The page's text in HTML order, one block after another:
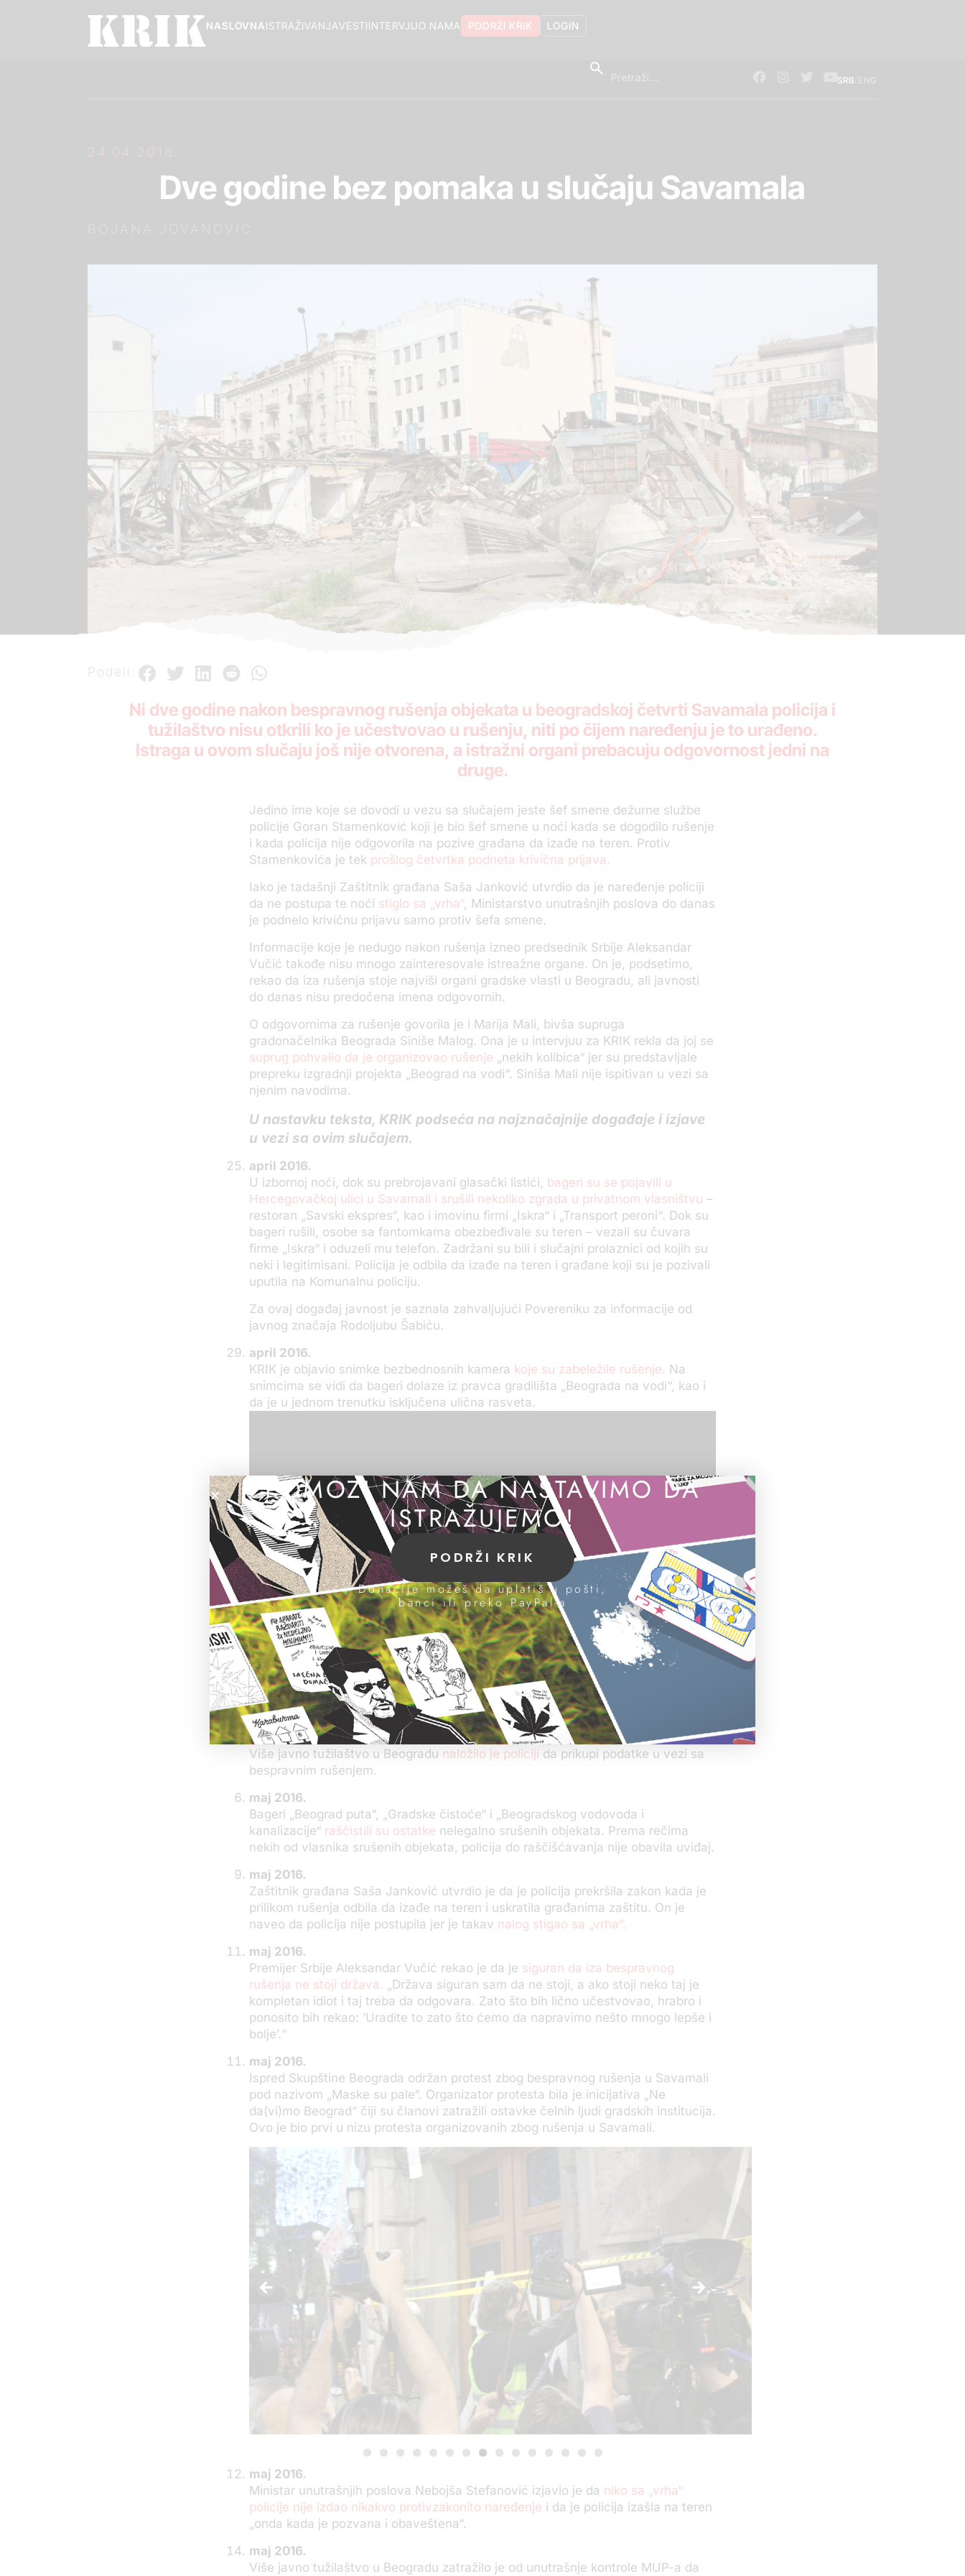
LOGIN
PODRŽI KRIK
O NAMA
INTERVJU
VESTI
ISTRAŽIVANJA
NASLOVNA
SRB
24.04.2018.
Dve godine bez pomaka u slučaju Savamala
Podeli:
Ni dve godine nakon bespravnog rušenja objekata u beogradskoj četvrti Savamala policija i
tužilaštvo nisu otkrili ko je učestvovao u rušenju, niti po čijem naređenju je to urađeno.
Istraga u ovom slučaju još nije otvorena, a istražni organi prebacuju odgovornost jedni na
druge.
Jedino ime koje se dovodi u vezu sa slučajem jeste šef smene dežurne službe
policije Goran Stamenković koji je bio šef smene u noći kada se dogodilo rušenje
i kada policija nije odgovorila na pozive građana da izađe na teren. Protiv
Stamenkovića je tek prošlog četvrtka podneta krivična prijava.
Iako je tadašnji Zaštitnik građana Saša Janković utvrdio da je naređenje policiji
da ne postupa te noći stiglo sa „vrha“, Ministarstvo unutrašnjih poslova do danas
je podnelo krivičnu prijavu samo protiv šefa smene.
Informacije koje je nedugo nakon rušenja izneo predsednik Srbije Aleksandar
Vučić takođe nisu mnogo zainteresovale istreažne organe. On je, podsetimo,
rekao da iza rušenja stoje najviši organi gradske vlasti u Beogradu, ali javnosti
do danas nisu predočena imena odgovornih.
O odgovornima za rušenje govorila je i Marija Mali, bivša supruga
gradonačelnika Beograda Siniše Malog. Ona je u intervjuu za KRIK rekla da joj se
suprug pohvalio da je organizovao rušenje „nekih kolibica“ jer su predstavljale
prepreku izgradnji projekta „Beograd na vodi“. Siniša Mali nije ispitivan u vezi sa
njenim navodima.
U nastavku teksta, KRIK podseća na najznačajnije događaje i izjave
u vezi sa ovim slučajem.
april 2016.
U izbornoj noći, dok su prebrojavani glasački listići, bageri su se pojavili u
Hercegovačkoj ulici u Savamali i srušili nekoliko zgrada u privatnom vlasništvu –
restoran „Savski ekspres“, kao i imovinu firmi „Iskra“ i „Transport peroni“. Dok su
bageri rušili, osobe sa fantomkama obezbeđivale su teren – vezali su čuvara
firme „Iskra“ i oduzeli mu telefon. Zadržani su bili i slučajni prolaznici od kojih su
neki i legitimisani. Policija je odbila da izađe na teren i građane koji su je pozivali
uputila na Komunalnu policiju.
Za ovaj događaj javnost je saznala zahvaljujući Povereniku za informacije od
javnog značaja Rodoljubu Šabiću.
april 2016.
KRIK je objavio snimke bezbednosnih kamera koje su zabeležile rušenje. Na
snimcima se vidi da bageri dolaze iz pravca gradilišta „Beograda na vodi“, kao i
da je u jednom trenutku isključena ulična rasveta.
maj 2016.
Gradonačelnik Beograda Siniša Mali izjavio je da je na prostoru srušenih
objekatapredviđena izgradnja „Beograda na vodi“, ali da rušenje nisu obavili
gradski organi.
maj 2016.
Više javno tužilaštvo u Beogradu naložilo je policiji da prikupi podatke u vezi sa
bespravnim rušenjem.
maj 2016.
Bageri „Beograd puta“, „Gradske čistoće“ i „Beogradskog vodovoda i
kanalizacije“ raščistili su ostatke nelegalno srušenih objekata. Prema rečima
nekih od vlasnika srušenih objekata, policija do raščišćavanja nije obavila uviđaj.
maj 2016.
Zaštitnik građana Saša Janković utvrdio je da je policija prekršila zakon kada je
prilikom rušenja odbila da izađe na teren i uskratila građanima zaštitu. On je
naveo da policija nije postupila jer je takav nalog stigao sa „vrha“.
maj 2016.
Premijer Srbije Aleksandar Vučić rekao je da je siguran da iza bespravnog
rušenja ne stoji država. „Država siguran sam da ne stoji, a ako stoji neko taj je
kompletan idiot i taj treba da odgovara. Zato što bih lično učestvovao, hrabro i
ponosito bih rekao: ’Uradite to zato što ćemo da napravimo nešto mnogo lepše i
bolje’.“
maj 2016.
Ispred Skupštine Beograda održan protest zbog bespravnog rušenja u Savamali
pod nazivom „Maske su pale“. Organizator protesta bila je inicijativa „Ne
da(vi)mo Beograd“ čiji su članovi zatražili ostavke čelnih ljudi gradskih institucija.
Ovo je bio prvi u nizu protesta organizovanih zbog rušenja u Savamali.
maj 2016.
Ministar unutrašnjih poslova Nebojša Stefanović izjavio je da niko sa „vrha“
policije nije izdao nikakvo protivzakonito naređenje i da je policija izašla na teren
„onda kada je pozvana i obaveštena“.
maj 2016.
Više javno tužilaštvo u Beogradu zatražilo je od unutrašnje kontrole MUP-a da
POMOZI NAM DA NASTAVIMO DA
ISTRAŽUJEMO!
PODRŽI KRIK
Donacije možeš da uplatiš u pošti,
banci ili preko PayPal-a